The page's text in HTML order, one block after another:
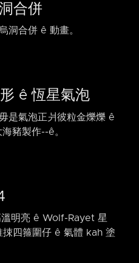
合併
洞合併 ê 動畫。
ê 恆星氣泡
是氣泡正爿彼粒金爍爍 ê
豬製作-⁠-ê。
明亮 ê Wolf-Rayet 星
四箍圍仔 ê 氣體 kah 塗